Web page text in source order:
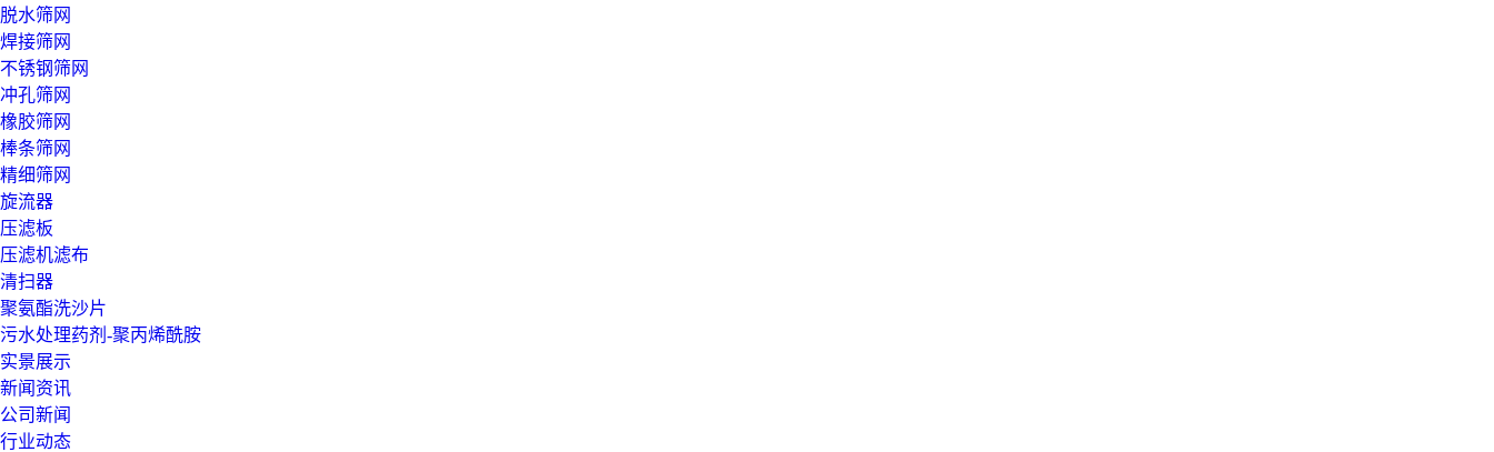
脱水筛网
焊接筛网
不锈钢筛网
冲孔筛网
橡胶筛网
棒条筛网
精细筛网
旋流器
压滤板
压滤机滤布
清扫器
聚氨酯洗沙片
污水处理药剂-聚丙烯酰胺
实景展示
新闻资讯
公司新闻
行业动态